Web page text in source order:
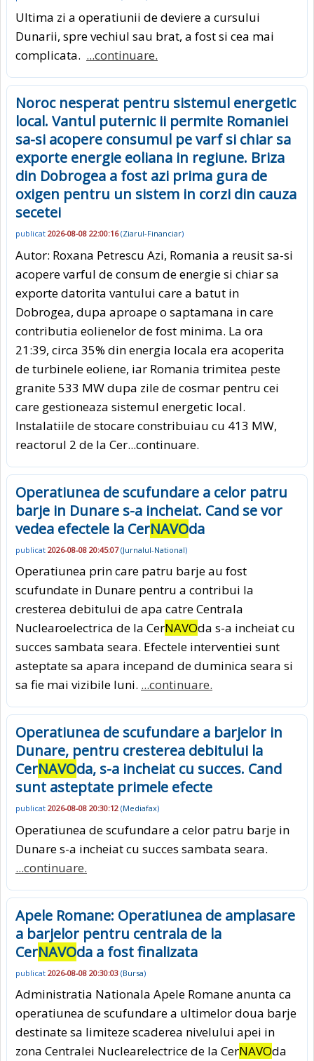
Ultima zi a operatiunii de deviere a cursului
Dunarii, spre vechiul sau brat, a fost si cea mai
complicata. ...continuare.
Noroc nesperat pentru sistemul energetic
local. Vantul puternic ii permite Romaniei
sa-si acopere consumul pe varf si chiar sa
exporte energie eoliana in regiune. Briza
din Dobrogea a fost azi prima gura de
oxigen pentru un sistem in corzi din cauza
secetei
publicat 2026-08-08 22:00:16(Ziarul-Financiar)
Autor: Roxana Petrescu Azi, Romania a reusit sa-si
acopere varful de consum de energie si chiar sa
exporte datorita vantului care a batut in
Dobrogea, dupa aproape o saptamana in care
contributia eolienelor de fost minima. La ora
21:39, circa 35% din energia locala era acoperita
de turbinele eoliene, iar Romania trimitea peste
granite 533 MW dupa zile de cosmar pentru cei
care gestioneaza sistemul energetic local.
Instalatiile de stocare constribuiau cu 413 MW,
reactorul 2 de la Cer...continuare.
Operatiunea de scufundare a celor patru
barje in Dunare s-a incheiat. Cand se vor
vedea efectele la CerNAVOda
publicat 2026-08-08 20:45:07(Jurnalul-National)
Operatiunea prin care patru barje au fost
scufundate in Dunare pentru a contribui la
cresterea debitului de apa catre Centrala
Nuclearoelectrica de la CerNAVOda s-a incheiat cu
succes sambata seara. Efectele interventiei sunt
asteptate sa apara incepand de duminica seara si
sa fie mai vizibile luni. ...continuare.
Operatiunea de scufundare a barjelor in
Dunare, pentru cresterea debitului la
CerNAVOda, s-a incheiat cu succes. Cand
sunt asteptate primele efecte
publicat 2026-08-08 20:30:12 (Mediafax)
Operatiunea de scufundare a celor patru barje in
Dunare s-a incheiat cu succes sambata seara.
...continuare.
Apele Romane: Operatiunea de amplasare
a barjelor pentru centrala de la
CerNAVOda a fost finalizata
publicat 2026-08-08 20:30:03 (Bursa)
Administratia Nationala Apele Romane anunta ca
operatiunea de scufundare a ultimelor doua barje
destinate sa limiteze scaderea nivelului apei in
zona Centralei Nuclearelectrice de la CerNAVOda